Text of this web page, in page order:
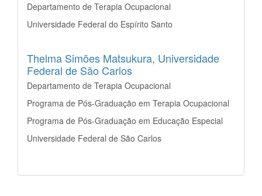
Departamento de Terapia Ocupacional
Universidade Federal do Espírito Santo
Thelma Simões Matsukura, Universidade
Federal de São Carlos
Departamento de Terapia Ocupacional
Programa de Pós-Graduação em Terapia Ocupacional
Programa de Pós-Graduação em Educação Especial
Universidade Federal de São Carlos